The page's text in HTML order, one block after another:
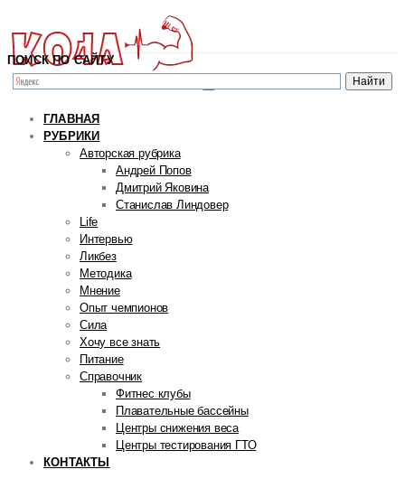
ПОИСК ПО САЙТУ
ГЛАВНАЯ
РУБРИКИ
Авторская рубрика
Андрей Попов
Дмитрий Яковина
Станислав Линдовер
Life
Интервью
Ликбез
Методика
Мнение
Опыт чемпионов
Сила
Хочу все знать
Питание
Справочник
Фитнес клубы
Плавательные бассейны
Центры снижения веса
Центры тестирования ГТО
КОНТАКТЫ